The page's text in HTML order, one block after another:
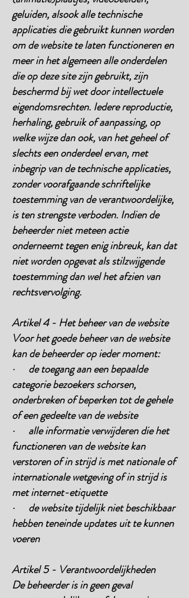
geluiden, alsook alle technische
applicaties die gebruikt kunnen worden
om de website te laten functioneren en
meer in het algemeen alle onderdelen
die op deze site zijn gebruikt, zijn
beschermd bij wet door intellectuele
eigendomsrechten. Iedere reproductie,
herhaling, gebruik of aanpassing, op
welke wijze dan ook, van het geheel of
slechts een onderdeel ervan, met
inbegrip van de technische applicaties,
zonder voorafgaande schriftelijke
toestemming van de verantwoordelijke,
is ten strengste verboden. Indien de
beheerder niet meteen actie
onderneemt tegen enig inbreuk, kan dat
niet worden opgevat als stilzwijgende
toestemming dan wel het afzien van
rechtsvervolging.
Artikel 4 - Het beheer van de website
Voor het goede beheer van de website
kan de beheerder op ieder moment:
· de toegang aan een bepaalde
categorie bezoekers schorsen,
onderbreken of beperken tot de gehele
of een gedeelte van de website
· alle informatie verwijderen die het
functioneren van de website kan
verstoren of in strijd is met nationale of
internationale wetgeving of in strijd is
met internet-etiquette
· de website tijdelijk niet beschikbaar
hebben teneinde updates uit te kunnen
voeren
Artikel 5 - Verantwoordelijkheden
De beheerder is in geen geval